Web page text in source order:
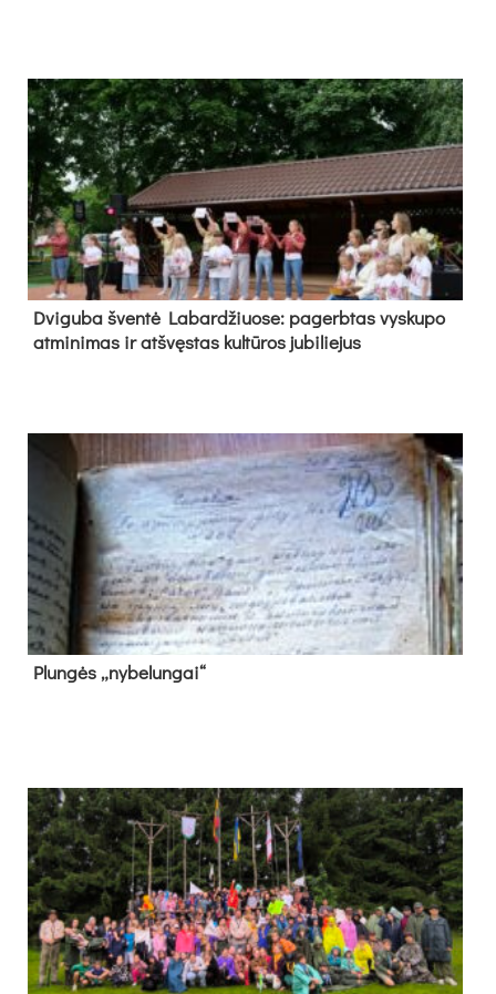
Dvi­gu­ba šven­tė La­bar­džiuo­se: pa­gerb­tas vys­ku­po
at­mi­ni­mas ir at­švęs­tas kul­tū­ros ju­bi­lie­jus
Plun­gės „ny­be­lun­gai“